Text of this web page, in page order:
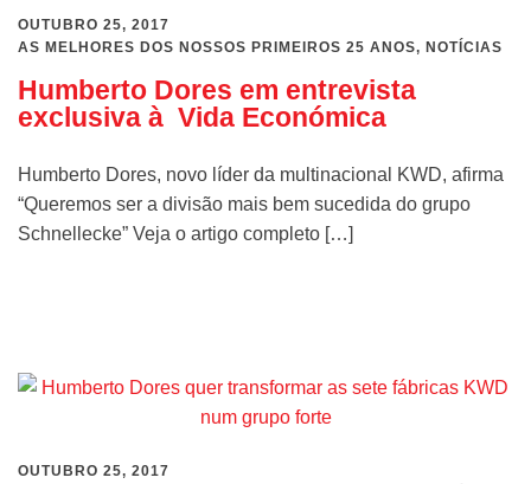
OUTUBRO 25, 2017
AS MELHORES DOS NOSSOS PRIMEIROS 25 ANOS, NOTÍCIAS
Humberto Dores em entrevista
exclusiva à Vida Económica
Humberto Dores, novo líder da multinacional KWD, afirma
“Queremos ser a divisão mais bem sucedida do grupo
Schnellecke” Veja o artigo completo […]
OUTUBRO 25, 2017